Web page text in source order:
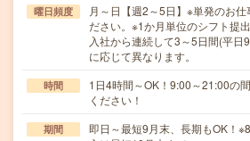
曜日頻度
月～日【週2～5日】※単発のお仕
ださい。※1か月単位のシフト提
入社から連続して3～5日間(平
に応じて異なります。
時間
1日4時間～OK！9:00～21:00の
ください！
期間
即日～最短9月末、長期もOK！